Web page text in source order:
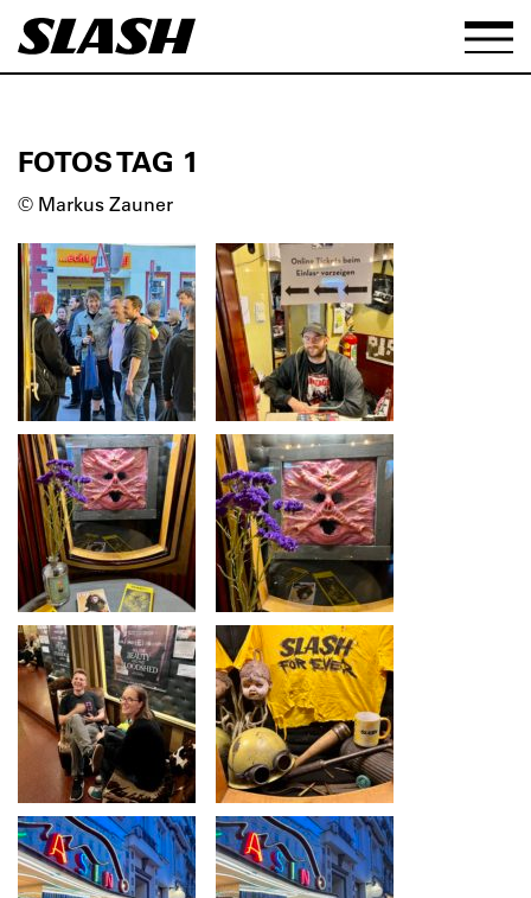
FOTOS TAG 1
© Markus Zauner